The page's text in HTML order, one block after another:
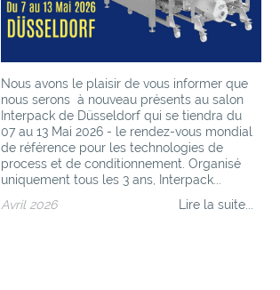
Nous avons le plaisir de vous informer que
nous serons à nouveau présents au salon
Interpack de Düsseldorf qui se tiendra du
07 au 13 Mai 2026 - le rendez-vous mondial
de référence pour les technologies de
process et de conditionnement. Organisé
uniquement tous les 3 ans, Interpack...
Avril 2026
Lire la suite...